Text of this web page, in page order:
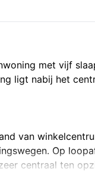
met vijf
ligt nabij het
van
Op
centraal ten